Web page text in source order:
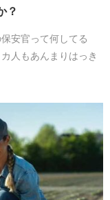
？
安官って何してる
人もあんまりはっき